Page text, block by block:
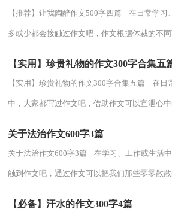
【推荐】让我陶醉作文500字四篇 在日常学习
多或少都会接触过作文吧，作文根据体裁的不
【实用】珍贵礼物的作文300字合集五
【实用】珍贵礼物的作文300字合集五篇 在日
中，大家都写过作文吧，借助作文可以宣泄心
关于法治作文600字3篇
关于法治作文600字3篇 在学习、工作或生活
触到作文吧，通过作文可以把我们那些零零散
【必备】汗水的作文300字4篇